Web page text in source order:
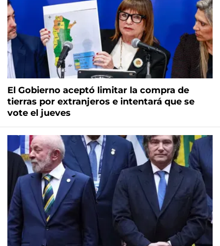
El Gobierno aceptó limitar la compra de
tierras por extranjeros e intentará que se
vote el jueves